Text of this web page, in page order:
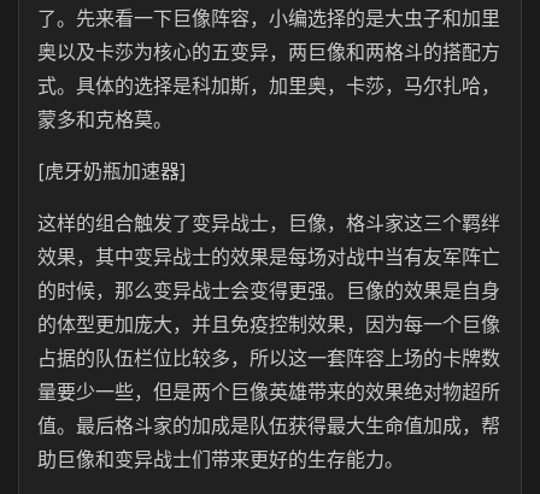
了。先来看一下巨像阵容，小编选择的是大虫子和加里
奥以及卡莎为核心的五变异，两巨像和两格斗的搭配方
式。具体的选择是科加斯，加里奥，卡莎，马尔扎哈，
蒙多和克格莫。
[虎牙奶瓶加速器]
这样的组合触发了变异战士，巨像，格斗家这三个羁绊
效果，其中变异战士的效果是每场对战中当有友军阵亡
的时候，那么变异战士会变得更强。巨像的效果是自身
的体型更加庞大，并且免疫控制效果，因为每一个巨像
占据的队伍栏位比较多，所以这一套阵容上场的卡牌数
量要少一些，但是两个巨像英雄带来的效果绝对物超所
值。最后格斗家的加成是队伍获得最大生命值加成，帮
助巨像和变异战士们带来更好的生存能力。